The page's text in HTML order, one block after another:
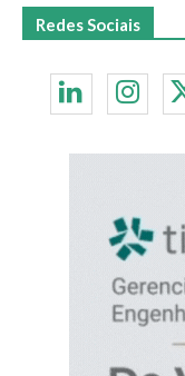
Redes Sociais